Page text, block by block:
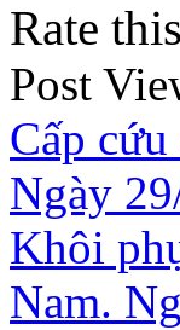
Rate
Post
Cấp
Ngày
Khôi
Nam.